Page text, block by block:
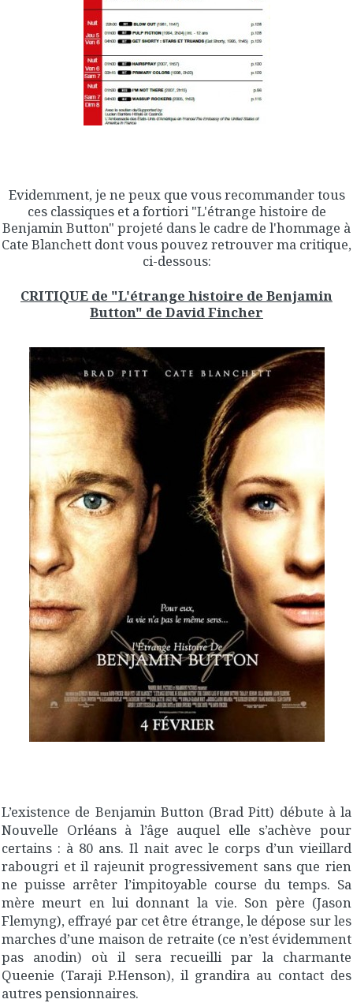
Evidemment, je ne peux que vous recommander tous
ces classiques et a fortiori "L'étrange histoire de
Benjamin Button" projeté dans le cadre de l'hommage à
Cate Blanchett dont vous pouvez retrouver ma critique,
ci-dessous:
CRITIQUE de "L'étrange histoire de Benjamin
Button" de David Fincher
L’existence de Benjamin Button (Brad Pitt) débute à la
Nouvelle Orléans à l’âge auquel elle s’achève pour
certains : à 80 ans. Il nait avec le corps d’un vieillard
rabougri et il rajeunit progressivement sans que rien
ne puisse arrêter l’impitoyable course du temps. Sa
mère meurt en lui donnant la vie. Son père (Jason
Flemyng), effrayé par cet être étrange, le dépose sur les
marches d’une maison de retraite (ce n’est évidemment
pas anodin) où il sera recueilli par la charmante
Queenie (Taraji P.Henson), il grandira au contact des
autres pensionnaires.